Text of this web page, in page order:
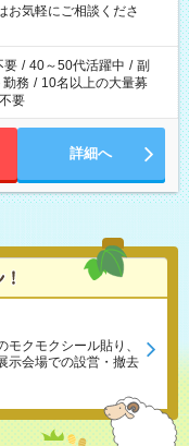
気軽にご相談くださ
要 / 40～50代活躍中 / 副
勤務 / 10名以上の大量募
要
詳細へ
モクモクシール貼り、
示会場での設営・撤去